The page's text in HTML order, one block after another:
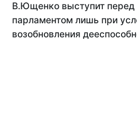
В.Ющенко выступит перед
парламентом лишь при
возобновления